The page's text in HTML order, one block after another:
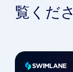
覧くだ